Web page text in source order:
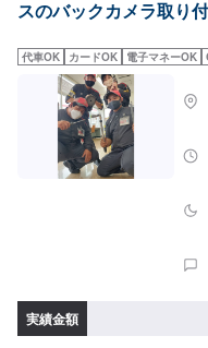
スのバックカメラ取り
代車OK カードOK 電子マネーOK
実績金額